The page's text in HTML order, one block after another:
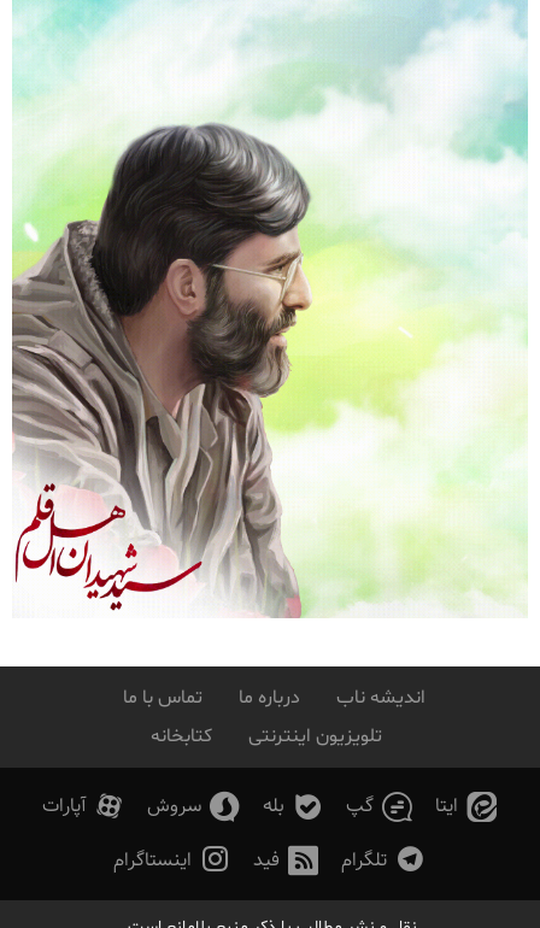
اندیشه ناب درباره ما
تماس با ما
تلویزیون اینترنتی
کتابخانه
ایتا گپ بله سروش
آپارات
تلگرام
فید اینستاگرام